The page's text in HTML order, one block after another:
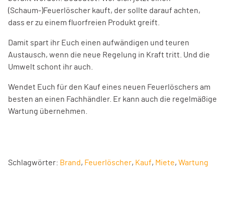
(Schaum-)Feuerlöscher kauft, der sollte darauf achten,
dass er zu einem fluorfreien Produkt greift.
Damit spart ihr Euch einen aufwändigen und teuren
Austausch, wenn die neue Regelung in Kraft tritt. Und die
Umwelt schont ihr auch.
Wendet Euch für den Kauf eines neuen Feuerlöschers am
besten an einen Fachhändler. Er kann auch die regelmäßige
Wartung übernehmen.
Schlagwörter: Brand, Feuerlöscher, Kauf, Miete, Wartung